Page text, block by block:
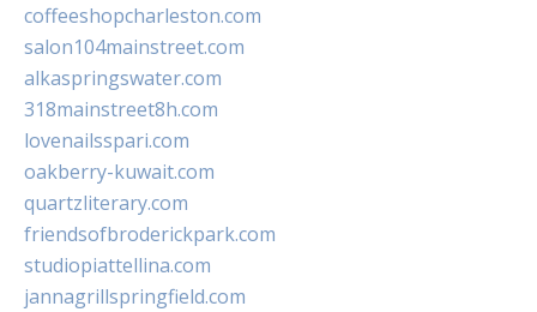
coffeeshopcharleston.com
salon104mainstreet.com
alkaspringswater.com
318mainstreet8h.com
lovenailsspari.com
oakberry-kuwait.com
quartzliterary.com
friendsofbroderickpark.com
studiopiattellina.com
jannagrillspringfield.com